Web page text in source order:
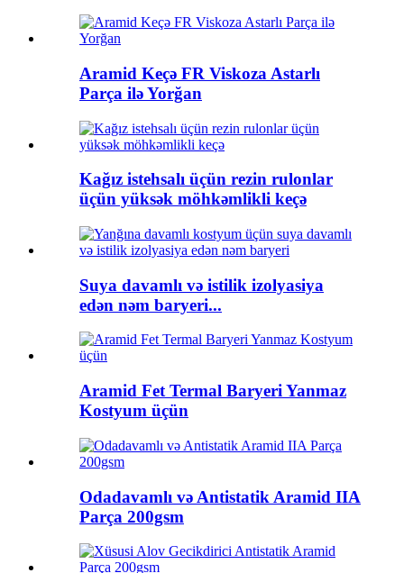
Aramid Keçə FR Viskoza Astarlı
Parça ilə Yorğan
Kağız istehsalı üçün rezin rulonlar
üçün yüksək möhkəmlikli keçə
Suya davamlı və istilik izolyasiya
edən nəm baryeri...
Aramid Fet Termal Baryeri Yanmaz
Kostyum üçün
Odadavamlı və Antistatik Aramid IIA
Parça 200gsm